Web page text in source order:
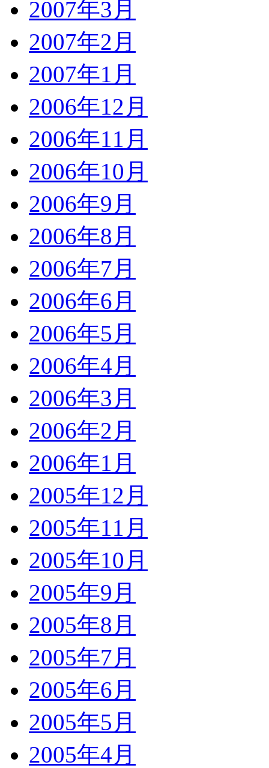
2007年3月
2007年2月
2007年1月
2006年12月
2006年11月
2006年10月
2006年9月
2006年8月
2006年7月
2006年6月
2006年5月
2006年4月
2006年3月
2006年2月
2006年1月
2005年12月
2005年11月
2005年10月
2005年9月
2005年8月
2005年7月
2005年6月
2005年5月
2005年4月